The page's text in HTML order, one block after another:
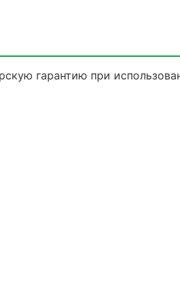
гарантию при